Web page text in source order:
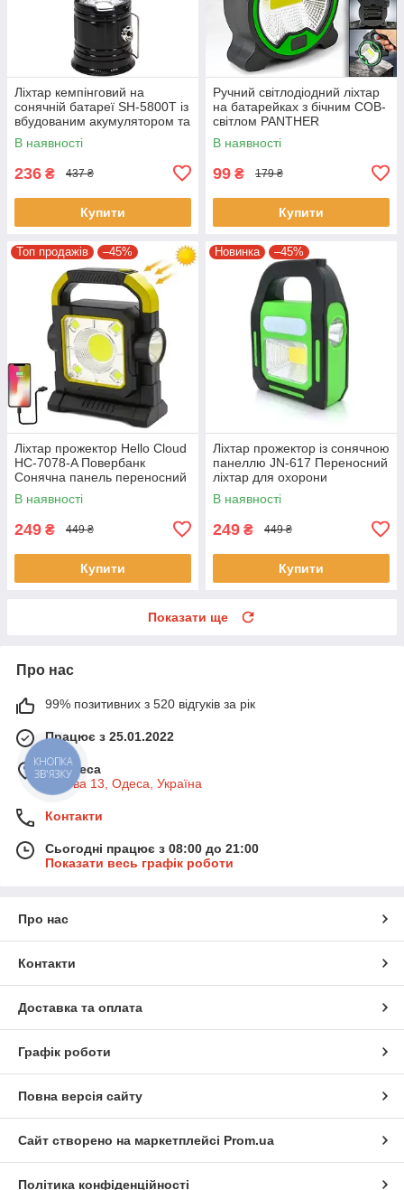
Ліхтар кемпінговий на
сонячній батареї SH-5800T із
вбудованим акумулятором та
функцією PowerBank
В наявності
236 ₴ 437 ₴
Купити
Ручний світлодіодний ліхтар
на батарейках з бічним COB-
світлом PANTHER
В наявності
99 ₴ 179 ₴
Купити
Топ продажів –45%
Ліхтар прожектор Hello Cloud
HC-7078-A Повербанк
Сонячна панель переносний
ліхтар для охорони
В наявності
249 ₴ 449 ₴
Купити
Новинка –45%
Ліхтар прожектор із сонячною
панеллю JN-617 Переносний
ліхтар для охорони
В наявності
249 ₴ 449 ₴
Купити
Показати ще
Про нас
99% позитивних з 520 відгуків за рік
Працює з 25.01.2022
м. Одеса
Базова 13, Одеса, Україна
Контакти
Сьогодні працює з 08:00 до 21:00
Показати весь графік роботи
Про нас
Контакти
Доставка та оплата
Графік роботи
Повна версія сайту
Сайт створено на маркетплейсі Prom.ua
Політика конфіденційності